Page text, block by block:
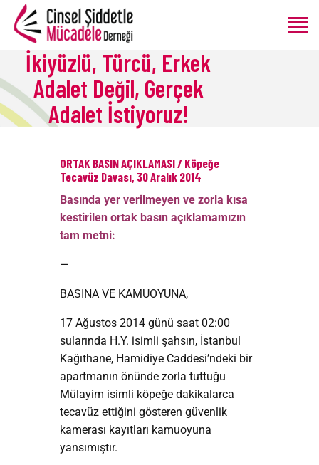
İkiyüzlü, Türcü, Erkek
Adalet Değil, Gerçek
Adalet İstiyoruz!
ANASAYFA
HAKKIMIZDA
ÜRETIMLER
BLOG
BAĞIŞ
ORTAK BASIN AÇIKLAMASI / Köpeğe
Tecavüz Davası, 30 Aralık 2014
Basında yer verilmeyen ve zorla kısa
kestirilen ortak basın açıklamamızın
tam metni:
—
BASINA VE KAMUOYUNA,
17 Ağustos 2014 günü saat 02:00
sularında H.Y. isimli şahsın, İstanbul
Kağıthane, Hamidiye Caddesi’ndeki bir
apartmanın önünde zorla tuttuğu
Mülayim isimli köpeğe dakikalarca
tecavüz ettiğini gösteren güvenlik
kamerası kayıtları kamuoyuna
yansımıştır.